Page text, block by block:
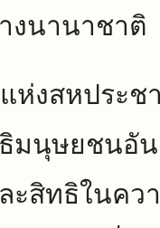
งนานาชาติ
ห่งสหประช
มนุษยชนอั
สิทธิในคว